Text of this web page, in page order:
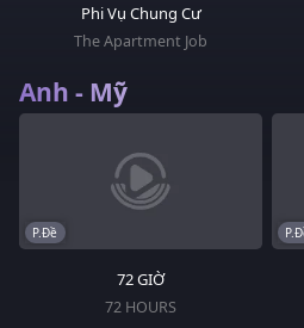
Phi Vụ Chung Cư
The Apartment Job
Anh - Mỹ
P.Đề
72 GIỜ
72 HOURS